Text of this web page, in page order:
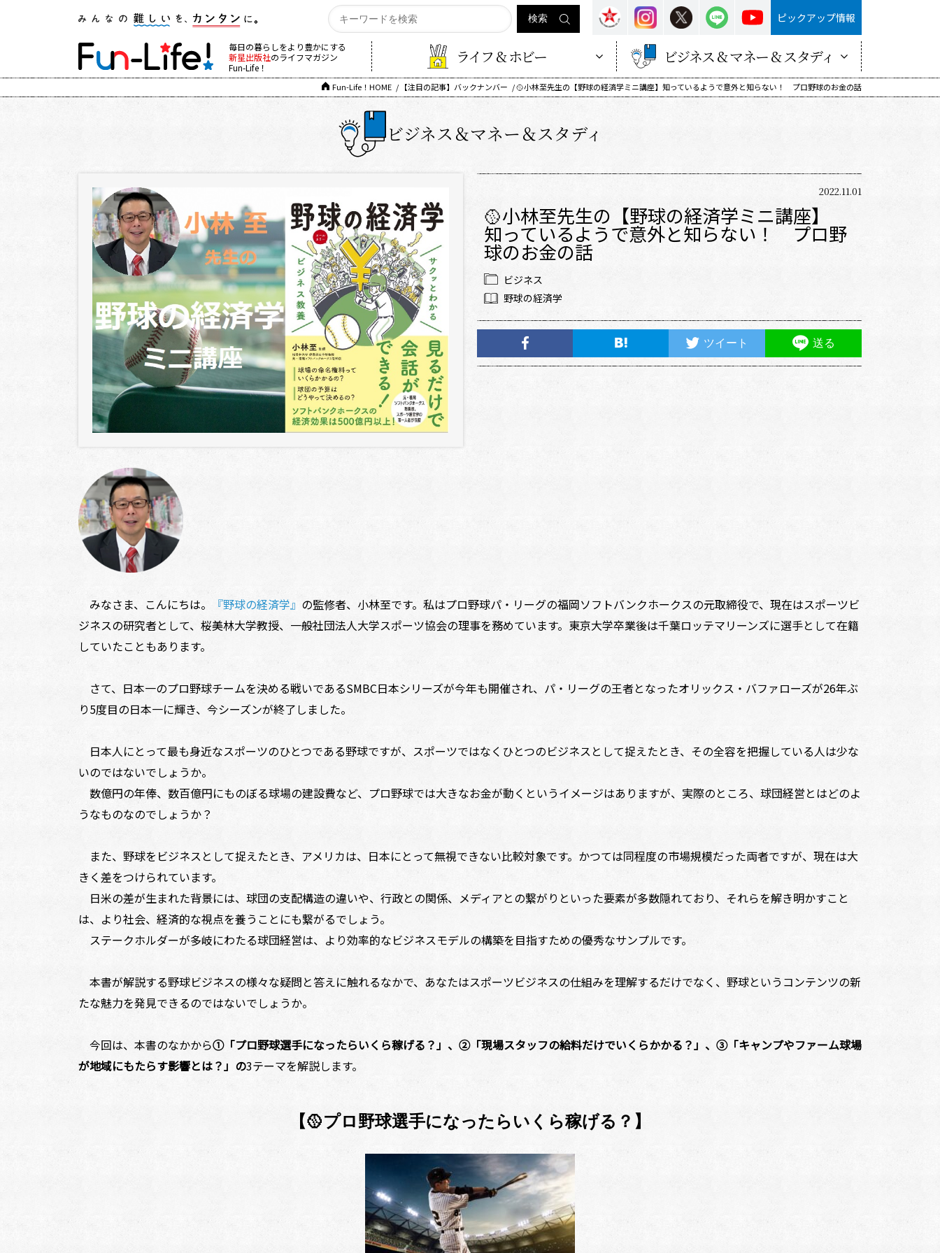
ピックアップ情報
毎日の暮らしをより豊かにする
新星出版社のライフマガジン
Fun-Life！
ライフ & ホビー ビジネス & マネー & スタディ
Fun-Life！HOME 【注目の記事】バックナンバー 🥎小林至先生の【野球の経済学ミニ講座】知っているようで意外と知らない！ プロ野球のお金の話
ビジネス＆マネー＆スタディ
2022.11.01
🥎小林至先生の【野球の経済学ミニ講座】
知っているようで意外と知らない！ プロ野
球のお金の話
ビジネス
野球の経済学
ツイート 送る
みなさま、こんにちは。 『野球の経済学』 の監修者、小林至です。私はプロ野球パ・リーグの福岡ソフトバンクホークスの元取締役で、現在はスポーツビ
ジネスの研究者として、桜美林大学教授、一般社団法人大学スポーツ協会の理事を務めています。東京大学卒業後は千葉ロッテマリーンズに選手として在籍
していたこともあります。
さて、日本一のプロ野球チームを決める戦いであるSMBC日本シリーズが今年も開催され、パ・リーグの王者となったオリックス・バファローズが26年ぶ
り5度目の日本一に輝き、今シーズンが終了しました。
日本人にとって最も身近なスポーツのひとつである野球ですが、スポーツではなくひとつのビジネスとして捉えたとき、その全容を把握している人は少な
いのではないでしょうか。
数億円の年俸、数百億円にものぼる球場の建設費など、プロ野球では大きなお金が動くというイメージはありますが、実際のところ、球団経営とはどのよ
うなものなのでしょうか？
また、野球をビジネスとして捉えたとき、アメリカは、日本にとって無視できない比較対象です。かつては同程度の市場規模だった両者ですが、現在は大
きく差をつけられています。
日米の差が生まれた背景には、球団の支配構造の違いや、行政との関係、メディアとの繋がりといった要素が多数隠れており、それらを解き明かすこと
は、より社会、経済的な視点を養うことにも繋がるでしょう。
ステークホルダーが多岐にわたる球団経営は、より効率的なビジネスモデルの構築を目指すための優秀なサンプルです。
本書が解説する野球ビジネスの様々な疑問と答えに触れるなかで、あなたはスポーツビジネスの仕組みを理解するだけでなく、野球というコンテンツの新
たな魅力を発見できるのではないでしょうか。
今回は、本書のなかから①「プロ野球選手になったらいくら稼げる？」、②「現場スタッフの給料だけでいくらかかる？」、③「キャンプやファーム球場
が地域にもたらす影響とは？」の3テーマを解説します。
【🥎プロ野球選手になったらいくら稼げる？】